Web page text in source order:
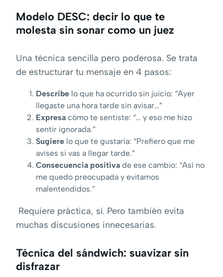
Modelo DESC: decir lo que te
molesta sin sonar como un juez
Una técnica sencilla pero poderosa. Se trata
de estructurar tu mensaje en 4 pasos:
Describe lo que ha ocurrido sin juicio: “Ayer
llegaste una hora tarde sin avisar…”
Expresa cómo te sentiste: “… y eso me hizo
sentir ignorada.”
Sugiere lo que te gustaría: “Prefiero que me
avises si vas a llegar tarde.”
Consecuencia positiva de ese cambio: “Así no
me quedo preocupada y evitamos
malentendidos.”
Requiere práctica, sí. Pero también evita
muchas discusiones innecesarias.
Técnica del sándwich: suavizar sin
disfrazar